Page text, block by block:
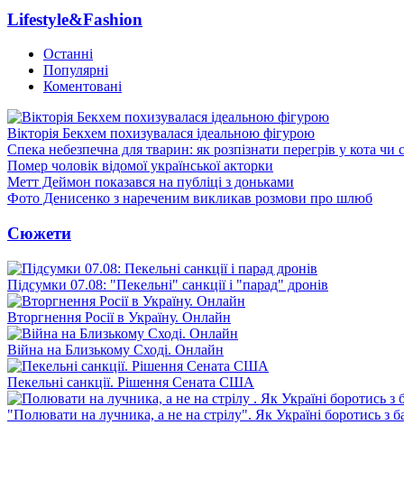
Lifestyle&Fashion
Останні
Популярні
Коментовані
Вікторія Бекхем похизувалася ідеальною фігурою
Спека небезпечна для тварин: як розпізнати перегрів у кота чи
Помер чоловік відомої української акторки
Метт Деймон показався на публіці з доньками
Фото Денисенко з нареченим викликав розмови про шлюб
Сюжети
Підсумки 07.08: "Пекельні" санкції і "парад" дронів
Вторгнення Росії в Україну. Онлайн
Війна на Близькому Сході. Онлайн
Пекельні санкції. Рішення Сената США
"Полювати на лучника, а не на стрілу". Як Україні боротись з